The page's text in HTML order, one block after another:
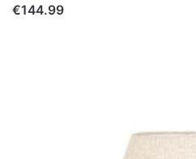
€144.99